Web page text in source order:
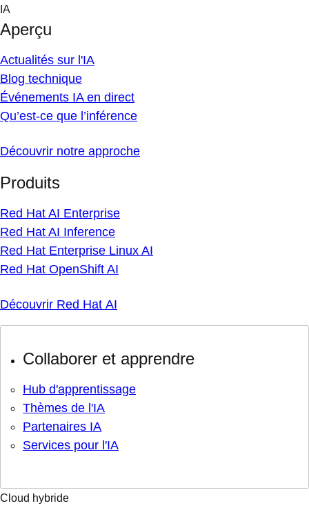
Skip
content
IA
Aperçu
Actualités sur l'IA
Blog technique
Événements IA en direct
Qu’est-ce que l’inférence
Découvrir notre approche
Produits
Red Hat AI Enterprise
Red Hat AI Inference
Red Hat Enterprise Linux AI
Red Hat OpenShift AI
Découvrir Red Hat AI
Collaborer et apprendre
Hub d'apprentissage
Thèmes de l'IA
Partenaires IA
Services pour l'IA
Cloud hybride